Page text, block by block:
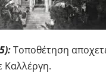
Τοποθέτηση
Καλλέργη.